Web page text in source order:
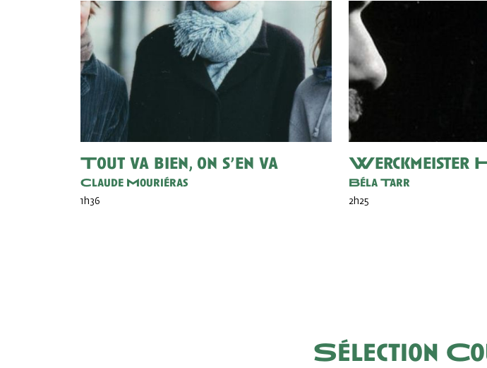
Tout va bien, on s’en va
Claude Mouriéras
1h36
Werckmeister
Béla Tarr
2h25
Sélection